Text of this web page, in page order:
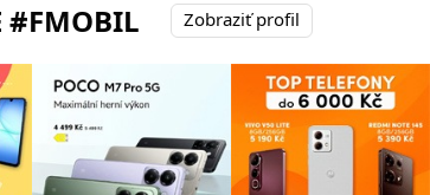
#FMOBIL Zobraziť profil